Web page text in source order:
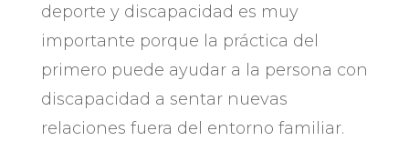
deporte y discapacidad es muy
importante porque la práctica del
primero puede ayudar a la persona con
discapacidad a sentar nuevas
relaciones fuera del entorno familiar.